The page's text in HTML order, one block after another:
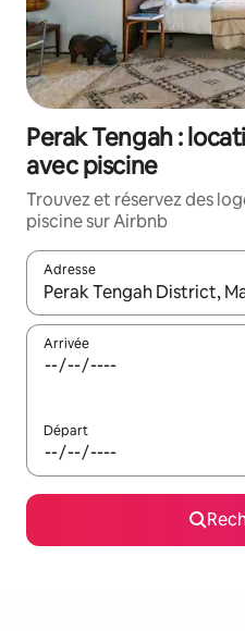
Perak Tengah :
avec piscine
Trouvez et réservez des
piscine sur Airbnb
Adresse
Lorsque les résultats
Arrivée
Départ